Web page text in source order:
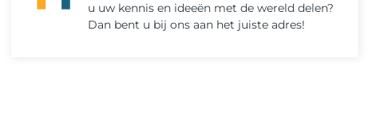
u uw kennis en ideeën met de wereld delen?
Dan bent u bij ons aan het juiste adres!